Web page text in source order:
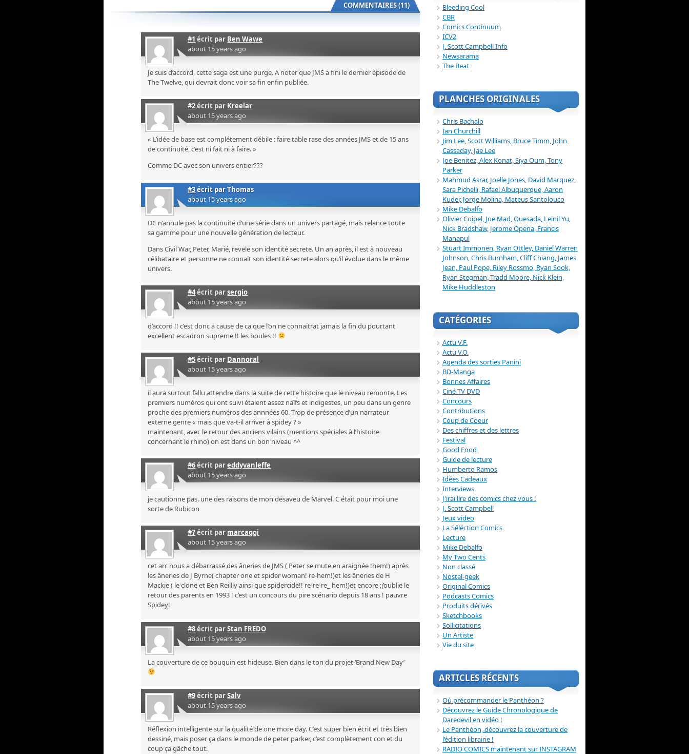
COMMENTAIRES (11)
#1 écrit par Ben Wawe
about 15 years ago
Je suis d’accord, cette saga est une purge. A noter que JMS a fini le dernier épisode de
The Twelve, qui devrait donc voir sa fin enfin publiée.
#2écrit par Kreelar
about 15 years ago
« L’idée de base est complétement débile : faire table rase des années JMS et de 15 ans
de continuité, c’est ni fait ni à faire. »
Comme DC avec son univers entier???
#3écrit parThomas
about 15 years ago
DC n’annule pas la continuité d’une série dans un univers partagé, mais relance toute
sa gamme pour une nouvelle génération de lecteur.
Dans Civil War, Peter, Marié, revele son identité secrete. Un an après, il est à nouveau
célibataire et personne ne connait son identité secrete alors qu’il évolue dans le même
univers.
#4écrit parsergio
about 15 years ago
d’accord !! c’est donc a cause de ca que l’on ne connaitrat jamais la fin du pourtant
excellent escadron supreme !! les boules !!
#5écrit par Dannoral
about 15 years ago
il aura surtout fallu attendre dans la suite de cette histoire que le niveau remonte. Les
premiers numéros qui ont suivi étaient assez naïfs et indigestes, un peu dans un genre
proche des premiers numéros des annnées 60. Trop de présence d’un narrateur
externe genre « mais que va-t-il arriver à spidey ? »
maintenant, avec le retour des anciens vilains (mentions spéciales à l’histoire
concernant le rhino) on est dans un bon niveau ^^
#6écrit pareddyvanleffe
about 15 years ago
je cautionne pas. une des raisons de mon désaveu de Marvel. C était pour moi une
sorte de Rubicon
#7écrit par marcaggi
about 15 years ago
cet arc nous a débarrassé des âneries de JMS ( Peter se mute en araignée !hem!) après
les âneries de J Byrne( chapter one et spider woman! re-hem!)et les âneries de H
Mackie ( le clone et Ben Reillly ainsi que spidercide!! re-re-re_ hem!)et encore ;j’oublie le
retour des parents en 1993 ! c’est un concours du pire scénario depuis 18 ans ! pauvre
Spidey!
#8écrit parStan FREDO
about 15 years ago
La couverture de ce bouquin est hideuse. Bien dans le ton du projet ‘Brand New Day’
#9écrit parSalv
about 15 years ago
Réflexion intelligente sur la qualité de one more day. C’est super bien écrit et très bien
dessiné, mais poser ça dans le monde de peter parker, c’est complètement con et du
coup ça gâche tout.
Bleeding Cool
CBR
Comics Continuum
ICV2
J. Scott Campbell Info
Newsarama
The Beat
PLANCHES ORIGINALES
Chris Bachalo
Ian Churchill
Jim Lee, Scott Williams, Bruce Timm, John
Cassaday, Jae Lee
Joe Benitez, Alex Konat, Siya Oum, Tony
Parker
Mahmud Asrar, Joelle Jones, David Marquez,
Sara Pichelli, Rafael Albuquerque, Aaron
Kuder, Jorge Molina, Mateus Santolouco
Mike Debalfo
Olivier Coipel, Joe Mad, Quesada, Leinil Yu,
Nick Bradshaw, Jerome Opena, Francis
Manapul
Stuart Immonen, Ryan Ottley, Daniel Warren
Johnson, Chris Burnham, Cliff Chiang, James
Jean, Paul Pope, Riley Rossmo, Ryan Sook,
Ryan Stegman, Tradd Moore, Nick Klein,
Mike Huddleston
CATÉGORIES
Actu V.F.
Actu V.O.
Agenda des sorties Panini
BD-Manga
Bonnes Affaires
Ciné TV DVD
Concours
Contributions
Coup de Coeur
Des chiffres et des lettres
Festival
Good Food
Guide de lecture
Humberto Ramos
Idées Cadeaux
Interviews
J'irai lire des comics chez vous !
J. Scott Campbell
Jeux video
La Séléction Comics
Lecture
Mike Debalfo
My Two Cents
Non classé
Nostal-geek
Original Comics
Podcasts Comics
Produits dérivés
Sketchbooks
Sollicitations
Un Artiste
Vie du site
ARTICLES RÉCENTS
Où précommander le Panthéon ?
Découvrez le Guide Chronologique de
Daredevil en vidéo !
Le Panthéon, découvrez la couverture de
l’édition librairie !
RADIO COMICS maintenant sur INSTAGRAM